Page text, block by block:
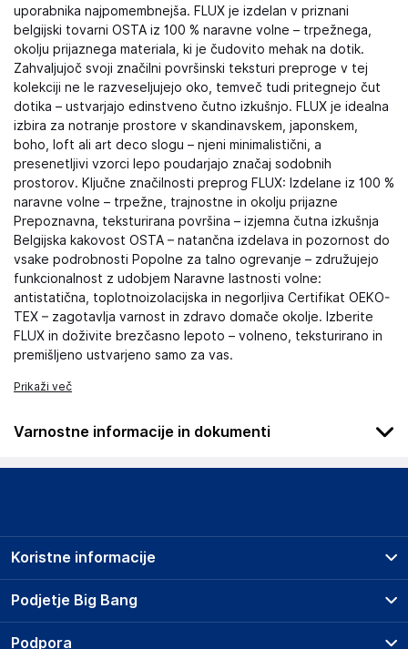
uporabnika najpomembnejša. FLUX je izdelan v priznani
belgijski tovarni OSTA iz 100 % naravne volne – trpežnega,
okolju prijaznega materiala, ki je čudovito mehak na dotik.
Zahvaljujoč svoji značilni površinski teksturi preproge v tej
kolekciji ne le razveseljujejo oko, temveč tudi pritegnejo čut
dotika – ustvarjajo edinstveno čutno izkušnjo. FLUX je idealna
izbira za notranje prostore v skandinavskem, japonskem,
boho, loft ali art deco slogu – njeni minimalistični, a
presenetljivi vzorci lepo poudarjajo značaj sodobnih
prostorov. Ključne značilnosti preprog FLUX: Izdelane iz 100 %
naravne volne – trpežne, trajnostne in okolju prijazne
Prepoznavna, teksturirana površina – izjemna čutna izkušnja
Belgijska kakovost OSTA – natančna izdelava in pozornost do
vsake podrobnosti Popolne za talno ogrevanje – združujejo
funkcionalnost z udobjem Naravne lastnosti volne:
antistatična, toplotnoizolacijska in negorljiva Certifikat OEKO-
TEX – zagotavlja varnost in zdravo domače okolje. Izberite
FLUX in doživite brezčasno lepoto – volneno, teksturirano in
premišljeno ustvarjeno samo za vas.
Prikaži več
Varnostne informacije in dokumenti
Podatki o proizvajalcu
F.H. KABIS
Poljska
Podjetje Big Bang
O podjetju
Koristne informacije
Prodajna mesta
Storitve
Podpora